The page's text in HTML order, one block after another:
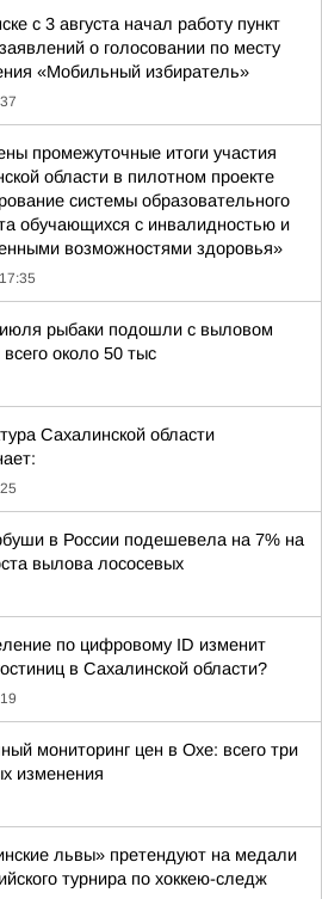
с 3 августа начал работу пункт
о голосовании по месту
«Мобильный избиратель»
промежуточные итоги участия
области в пилотном проекте
системы образовательного
обучающихся с инвалидностью и
возможностями здоровья»
17:35
июля рыбаки подошли с выловом
всего около 50 тыс
Сахалинской области
в России подешевела на 7% на
вылова лососевых
по цифровому ID изменит
в Сахалинской области?
мониторинг цен в Охе: всего три
изменения
львы» претендуют на медали
турнира по хоккею-следж